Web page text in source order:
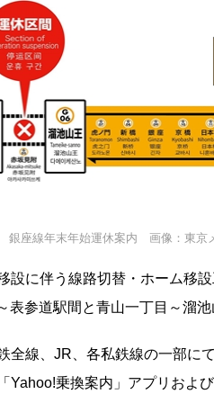
銀座線年末年始運休案内 画像：東京
設に伴う線路切替・ホーム移
参道駅間と青山一丁目～溜池
全線、JR、各私鉄線の一部に
Yahoo!乗換案内」アプリおよ